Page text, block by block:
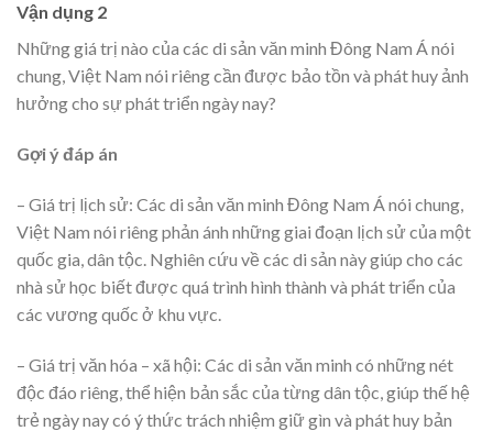
Vận dụng 2
Những giá trị nào của các di sản văn minh Đông Nam Á nói
chung, Việt Nam nói riêng cần được bảo tồn và phát huy ảnh
hưởng cho sự phát triển ngày nay?
Gợi ý đáp án
– Giá trị lịch sử: Các di sản văn minh Đông Nam Á nói chung,
Việt Nam nói riêng phản ánh những giai đoạn lịch sử của một
quốc gia, dân tộc. Nghiên cứu về các di sản này giúp cho các
nhà sử học biết được quá trình hình thành và phát triển của
các vương quốc ở khu vực.
– Giá trị văn hóa – xã hội: Các di sản văn minh có những nét
độc đáo riêng, thể hiện bản sắc của từng dân tộc, giúp thế hệ
trẻ ngày nay có ý thức trách nhiệm giữ gìn và phát huy bản